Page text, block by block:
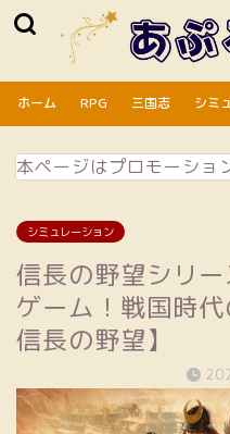
ホーム RPG 三国志 シミ
本ページはプロモーショ
シミュレーション
信長の野望シリ
ゲーム！戦国時
信長の野望】